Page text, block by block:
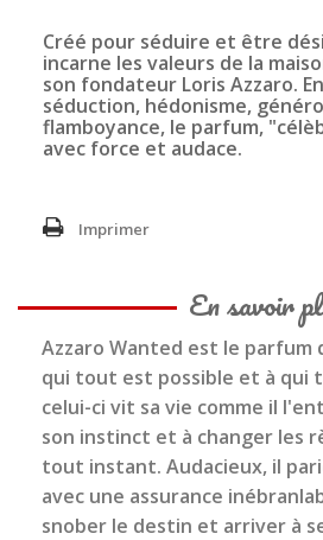
Créé pour séduire et être
incarne les valeurs de la
son fondateur Loris Azzaro.
séduction, hédonisme,
flamboyance, le parfum,
avec force et audace.
Imprimer
En savoir
Azzaro Wanted est le parfum
qui tout est possible et à qui
celui-ci vit sa vie comme il
son instinct et à changer les
tout instant. Audacieux, il
avec une assurance
snober le destin et arriver à